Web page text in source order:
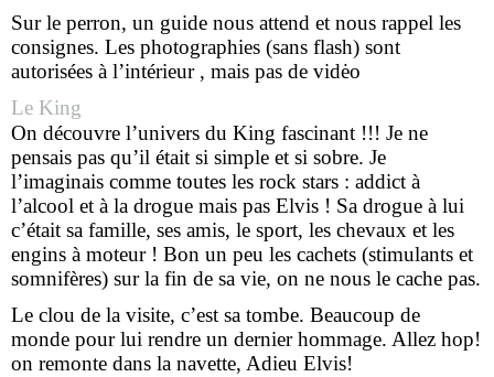
Sur le perron, un guide nous attend et nous rappel les
consignes. Les photographies (sans flash) sont
autorisées à l’intérieur , mais pas de vidėo
Le King
On découvre l’univers du King fascinant !!! Je ne
pensais pas qu’il était si simple et si sobre. Je
l’imaginais comme toutes les rock stars : addict à
l’alcool et à la drogue mais pas Elvis ! Sa drogue à lui
c’était sa famille, ses amis, le sport, les chevaux et les
engins à moteur ! Bon un peu les cachets (stimulants et
somnifères) sur la fin de sa vie, on ne nous le cache pas.
Le clou de la visite, c’est sa tombe. Beaucoup de
monde pour lui rendre un dernier hommage. Allez hop!
on remonte dans la navette, Adieu Elvis!